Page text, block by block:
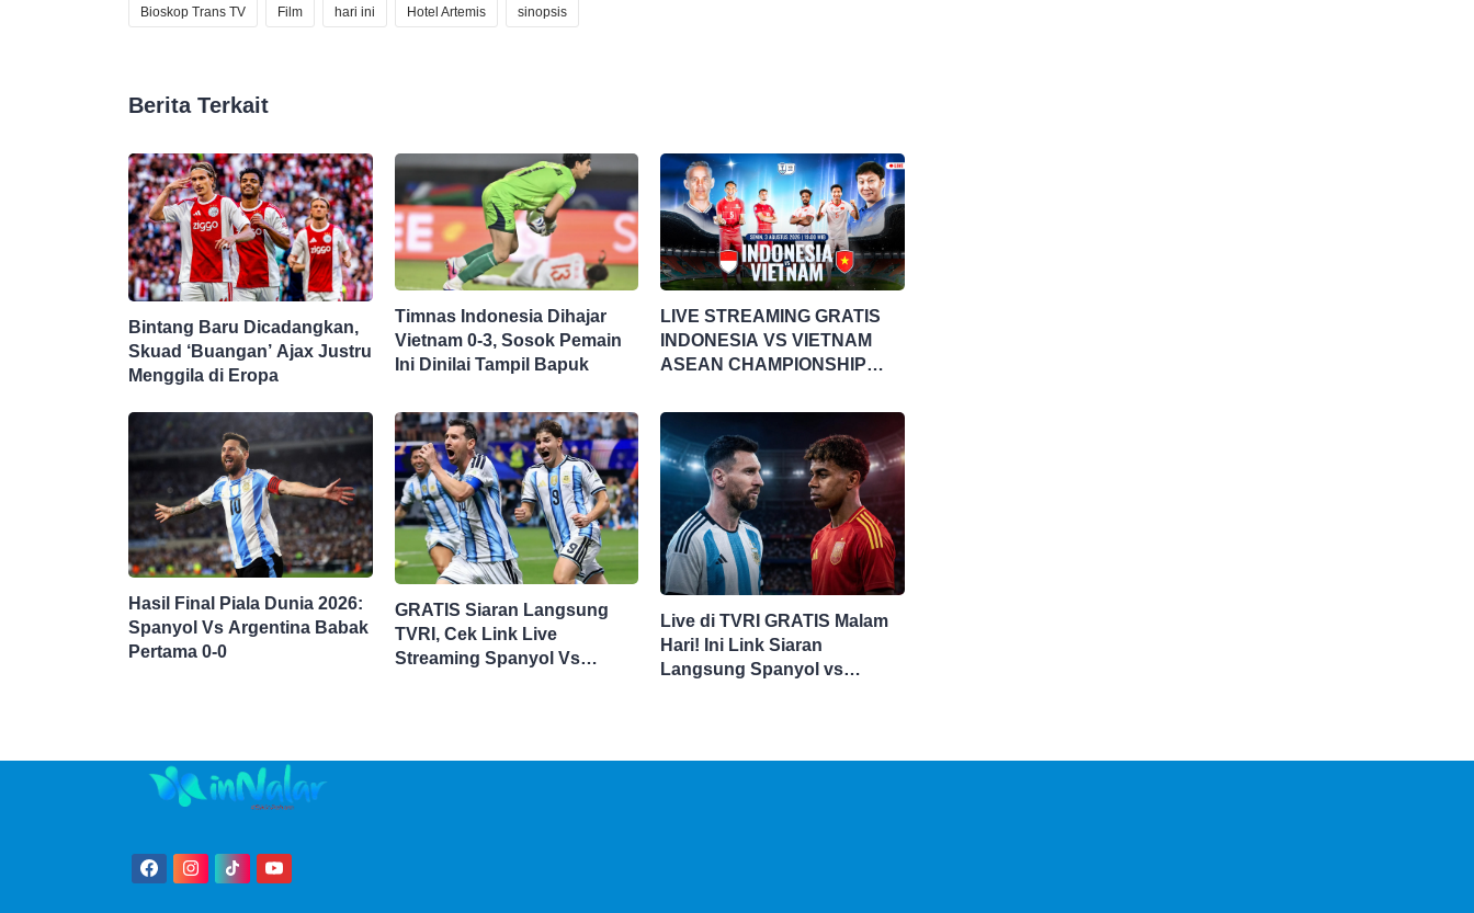
Bioskop Trans TV Film hari ini Hotel Artemis sinopsis
Berita Terkait
Bintang Baru Dicadangkan,
Skuad ‘Buangan’ Ajax Justru
Menggila di Eropa
Timnas Indonesia Dihajar
Vietnam 0-3, Sosok Pemain
Ini Dinilai Tampil Bapuk
LIVE STREAMING GRATIS
INDONESIA VS VIETNAM
ASEAN CHAMPIONSHIP
Hasil Final Piala Dunia 2026:
Spanyol Vs Argentina Babak
Pertama 0-0
GRATIS Siaran Langsung
TVRI, Cek Link Live
Streaming Spanyol Vs
Live di TVRI GRATIS Malam
Hari! Ini Link Siaran
Langsung Spanyol vs